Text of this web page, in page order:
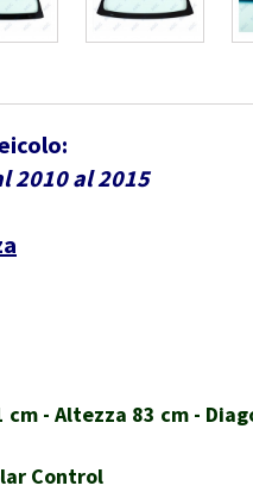
2010 al 2015
- Altezza 83 cm -
Control